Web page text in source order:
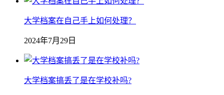
大学档案在自己手上如何处理？
2024年7月29日
大学档案搞丢了是在学校补吗?